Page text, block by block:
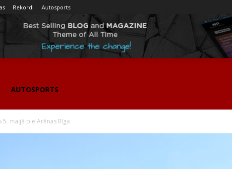
Rekordi Autosports
AUTOSPORTS
maijā pie Arēnas Rīga